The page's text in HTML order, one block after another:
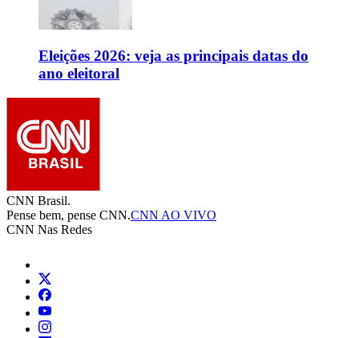
Eleições 2026: veja as principais datas do
ano eleitoral
CNN Brasil.
Pense bem, pense CNN.CNN AO VIVO
CNN Nas Redes